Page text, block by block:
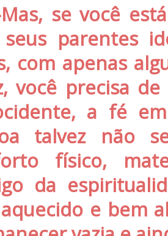
se você
parentes
com apenas
você precisa
a fé
talvez não
físico,
da
e bem